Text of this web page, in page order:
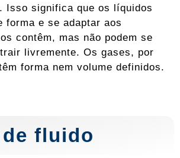
Isso significa que os líquidos
forma e se adaptar aos
contêm, mas não podem se
livremente. Os gases, por
forma nem volume definidos.
fluido